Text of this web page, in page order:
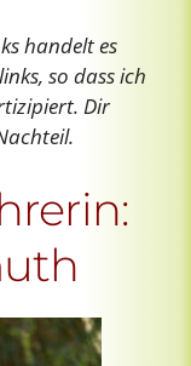
handelt es
so dass ich
Dir